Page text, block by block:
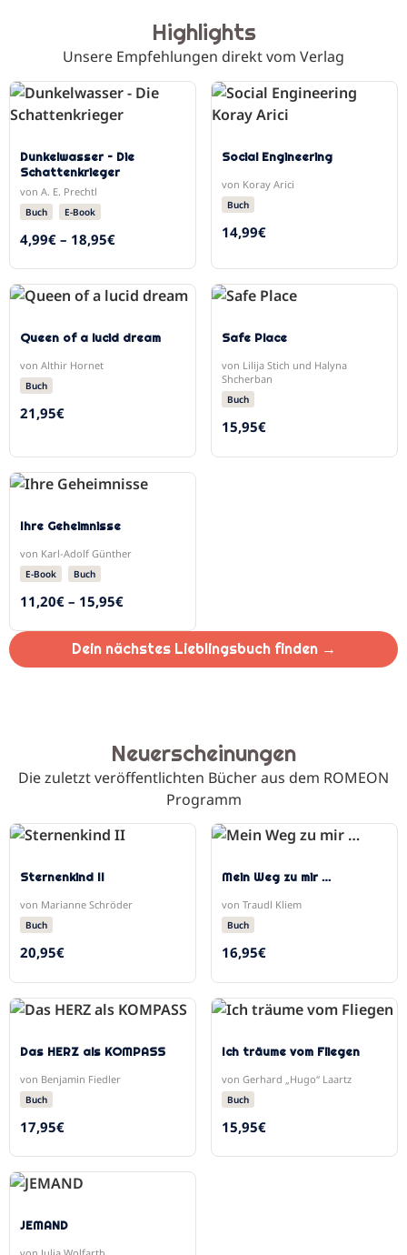
Highlights
Unsere Empfehlungen direkt vom Verlag
Dunkelwasser – Die
Schattenkrieger
von A. E. Prechtl
Buch E-Book
4,99€ – 18,95€
Social Engineering
von Koray Arici
Buch
14,99€
Queen of a lucid dream
von Althir Hornet
Buch
21,95€
Safe Place
von Lilija Stich und Halyna
Shcherban
Buch
15,95€
Ihre Geheimnisse
von Karl-Adolf Günther
E-Book Buch
11,20€ – 15,95€
Dein nächstes Lieblingsbuch finden →
Neuerscheinungen
Die zuletzt veröffentlichten Bücher aus dem ROMEON
Programm
Sternenkind II
von Marianne Schröder
Buch
20,95€
Mein Weg zu mir …
von Traudl Kliem
Buch
16,95€
Das HERZ als KOMPASS
von Benjamin Fiedler
Buch
17,95€
Ich träume vom Fliegen
von Gerhard „Hugo“ Laartz
Buch
15,95€
JEMAND